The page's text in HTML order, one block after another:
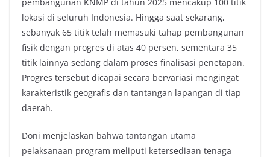
lokasi di seluruh Indonesia. Hingga saat sekarang,
sebanyak 65 titik telah memasuki tahap pembangunan
fisik dengan progres di atas 40 persen, sementara 35
titik lainnya sedang dalam proses finalisasi penetapan.
Progres tersebut dicapai secara bervariasi mengingat
karakteristik geografis dan tantangan lapangan di tiap
daerah.
Doni menjelaskan bahwa tantangan utama
pelaksanaan program meliputi ketersediaan tenaga